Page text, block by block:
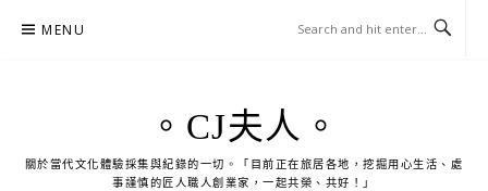
MENU
。CJ夫人。
關於當代文化體驗採集與紀錄的一切。「目前正在旅居各地，挖掘用心生活、處
事謹慎的匠人職人創業家，一起共榮、共好！」